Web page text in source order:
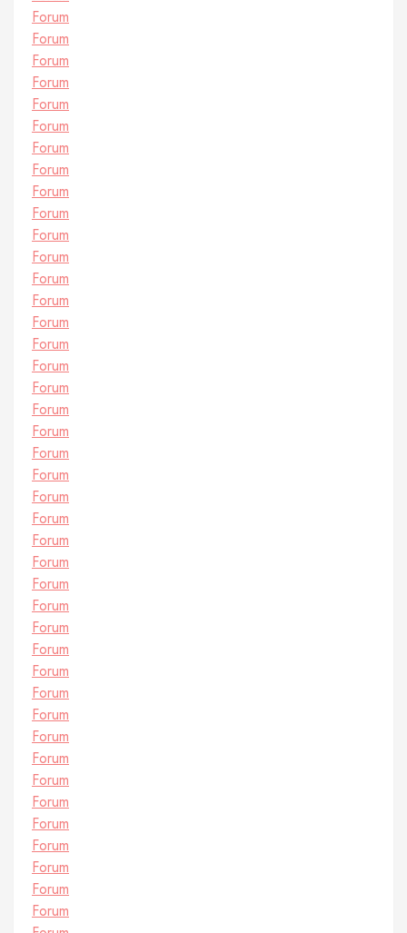
Forum
Forum
Forum
Forum
Forum
Forum
Forum
Forum
Forum
Forum
Forum
Forum
Forum
Forum
Forum
Forum
Forum
Forum
Forum
Forum
Forum
Forum
Forum
Forum
Forum
Forum
Forum
Forum
Forum
Forum
Forum
Forum
Forum
Forum
Forum
Forum
Forum
Forum
Forum
Forum
Forum
Forum